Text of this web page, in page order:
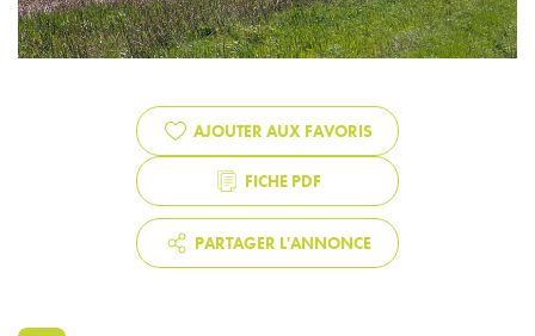
AJOUTER AUX FAVORIS
FICHE PDF
PARTAGER L'ANNONCE